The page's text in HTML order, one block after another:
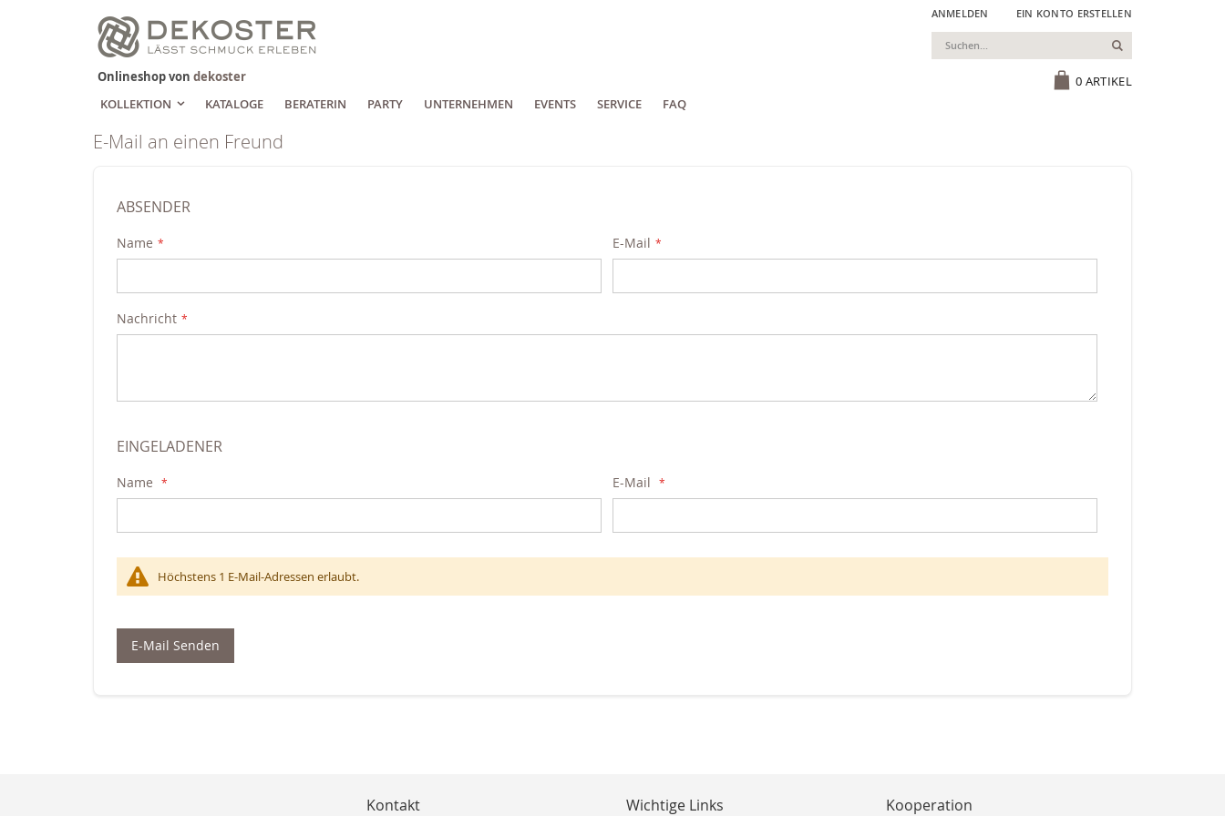
Zum
Inhalt
springen
ANMELDEN EIN KONTO ERSTELLEN
0 ARTIKEL
Suchen
Onlineshop von dekoster
KOLLEKTION
KATALOGE BERATERIN PARTY UNTERNEHMEN EVENTS SERVICE FAQ
E-Mail an einen Freund
ABSENDER
Name E-Mail
Nachricht
EINGELADENER
Name E-Mail
Höchstens 1 E-Mail-Adressen erlaubt.
E-Mail Senden
Kontakt Wichtige Links Kooperation